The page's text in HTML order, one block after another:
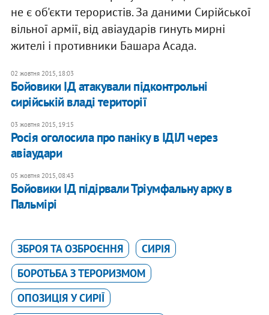
не є об'єкти терористів. За даними Сирійської
вільної армії, від авіаударів гинуть мирні
жителі і противники Башара Асада.
02 жовтня 2015, 18:03
Бойовики ІД атакували підконтрольні
сирійській владі території
03 жовтня 2015, 19:15
Росія оголосила про паніку в ІДІЛ через
авіаудари
05 жовтня 2015, 08:43
Бойовики ІД підірвали Тріумфальну арку в
Пальмірі
ЗБРОЯ ТА ОЗБРОЄННЯ
СИРІЯ
БОРОТЬБА З ТЕРОРИЗМОМ
ОПОЗИЦІЯ У СИРІЇ